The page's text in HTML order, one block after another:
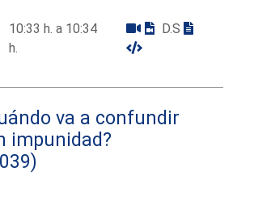
10:33 h. a 10:34
h.
D.S
va a confundir
impunidad?